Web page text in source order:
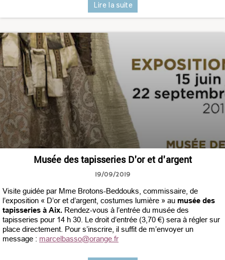
Lire la suite
Musée des tapisseries D'or et d'argent
19/09/2019
Visite guidée par Mme Brotons-Beddouks, commissaire, de
l’exposition « D’or et d’argent, costumes lumière » au musée des
tapisseries à Aix. Rendez-vous à l’entrée du musée des
tapisseries pour 14 h 30. Le droit d’entrée (3,70 €) sera à régler sur
place directement. Pour s’inscrire, il suffit de m’envoyer un
message : marcelbasso@orange.fr